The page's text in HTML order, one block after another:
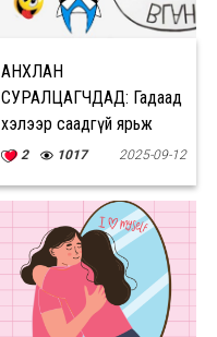
АНХЛАН
СУРАЛЦАГЧДАД: Гадаад
хэлээр саадгүй ярьж
сурах ШИЛДЭГ 4 АРГА
2 1017 2025-09-12